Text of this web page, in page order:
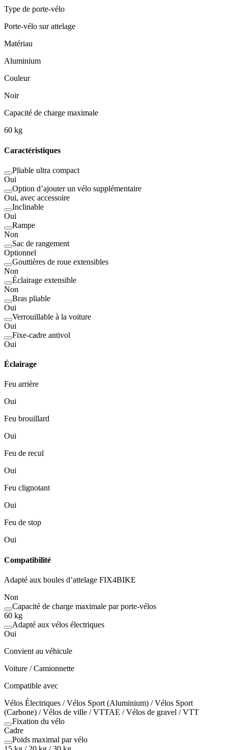
Type de porte-vélo
Porte-vélo sur attelage
Matériau
Aluminium
Couleur
Noir
Capacité de charge maximale
60 kg
Caractéristiques
Pliable ultra compact
Oui
Option d’ajouter un vélo supplémentaire
Oui, avec accessoire
Inclinable
Oui
Rampe
Non
Sac de rangement
Optionnel
Gouttières de roue extensibles
Non
Éclairage extensible
Non
Bras pliable
Oui
Verrouillable à la voiture
Oui
Fixe-cadre antivol
Oui
Éclairage
Feu arrière
Oui
Feu brouillard
Oui
Feu de recul
Oui
Feu clignotant
Oui
Feu de stop
Oui
Compatibilité
Adapté aux boules d’attelage FIX4BIKE
Non
Capacité de charge maximale par porte-vélos
60 kg
Adapté aux vélos électriques
Oui
Convient au véhicule
Voiture / Camionnette
Compatible avec
Vélos Électriques / Vélos Sport (Aluminium) / Vélos Sport
(Carbone) / Vélos de ville / VTTAE / Vélos de gravel / VTT
Fixation du vélo
Cadre
Poids maximal par vélo